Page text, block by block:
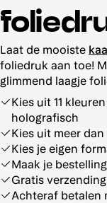
Laat de mooiste
foliedruk aan toe!
glimmend laagje
Kies uit 11
holografisch
Kies uit meer
Kies je eigen
Maak je
Gratis
Achteraf betalen